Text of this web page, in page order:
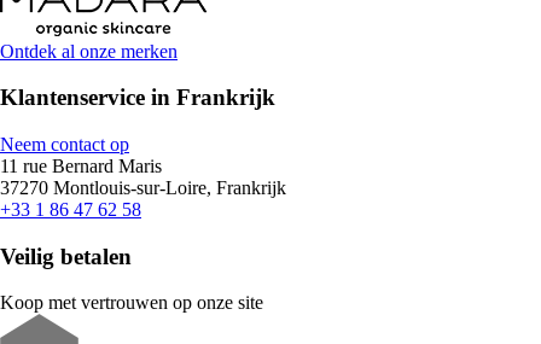
Ontdek al onze merken
Klantenservice in Frankrijk
Neem contact op
11 rue Bernard Maris
37270 Montlouis-sur-Loire, Frankrijk
+33 1 86 47 62 58
Veilig betalen
Koop met vertrouwen op onze site